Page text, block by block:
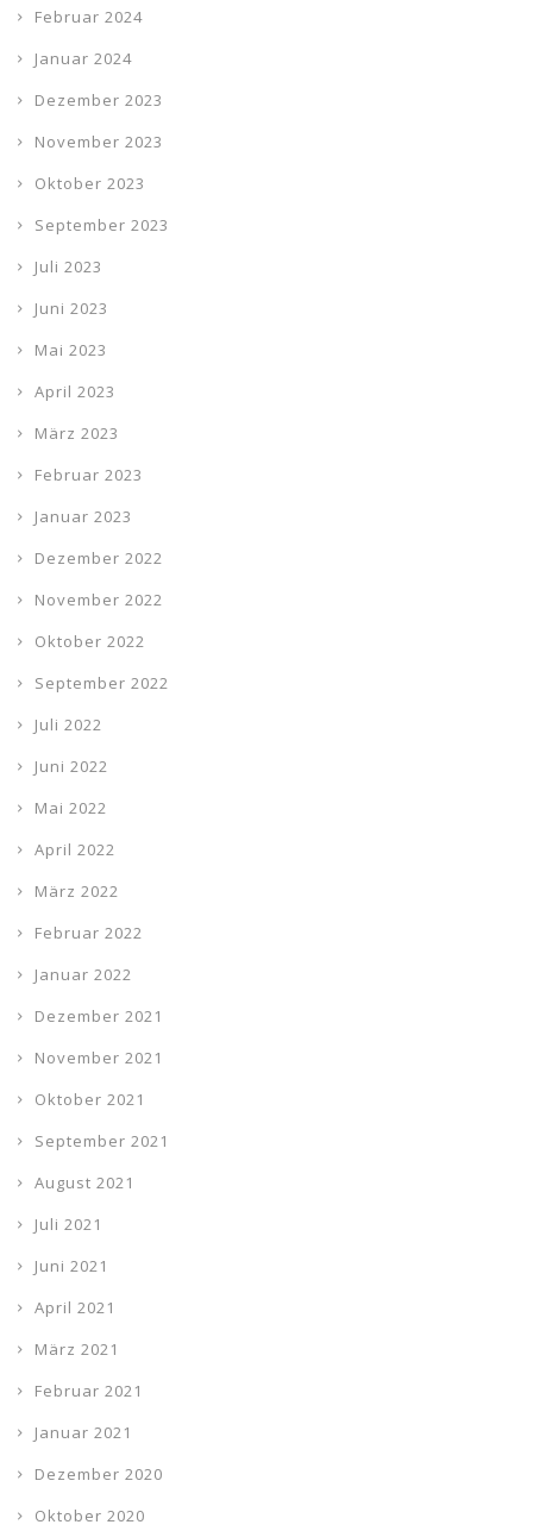
Februar 2024
Januar 2024
Dezember 2023
November 2023
Oktober 2023
September 2023
Juli 2023
Juni 2023
Mai 2023
April 2023
März 2023
Februar 2023
Januar 2023
Dezember 2022
November 2022
Oktober 2022
September 2022
Juli 2022
Juni 2022
Mai 2022
April 2022
März 2022
Februar 2022
Januar 2022
Dezember 2021
November 2021
Oktober 2021
September 2021
August 2021
Juli 2021
Juni 2021
April 2021
März 2021
Februar 2021
Januar 2021
Dezember 2020
Oktober 2020